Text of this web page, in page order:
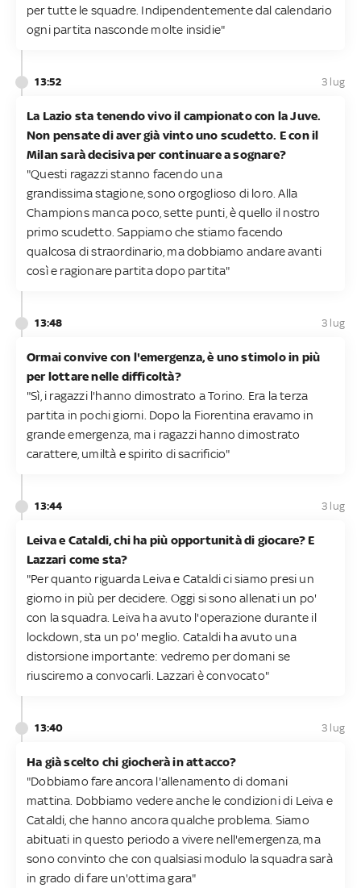
per tutte le squadre. Indipendentemente dal calendario
ogni partita nasconde molte insidie"
13:52 3 lug
La Lazio sta tenendo vivo il campionato con la Juve.
Non pensate di aver già vinto uno scudetto. E con il
Milan sarà decisiva per continuare a sognare?
"Questi ragazzi stanno facendo una
grandissima stagione, sono orgoglioso di loro. Alla
Champions manca poco, sette punti, è quello il nostro
primo scudetto. Sappiamo che stiamo facendo
qualcosa di straordinario, ma dobbiamo andare avanti
così e ragionare partita dopo partita"
13:48 3 lug
Ormai convive con l'emergenza, è uno stimolo in più
per lottare nelle difficoltà?
"Sì, i ragazzi l'hanno dimostrato a Torino. Era la terza
partita in pochi giorni. Dopo la Fiorentina eravamo in
grande emergenza, ma i ragazzi hanno dimostrato
carattere, umiltà e spirito di sacrificio"
13:44 3 lug
Leiva e Cataldi, chi ha più opportunità di giocare? E
Lazzari come sta?
"Per quanto riguarda Leiva e Cataldi ci siamo presi un
giorno in più per decidere. Oggi si sono allenati un po'
con la squadra. Leiva ha avuto l'operazione durante il
lockdown, sta un po' meglio. Cataldi ha avuto una
distorsione importante: vedremo per domani se
riusciremo a convocarli. Lazzari è convocato"
13:40 3 lug
Ha già scelto chi giocherà in attacco?
"Dobbiamo fare ancora l'allenamento di domani
mattina. Dobbiamo vedere anche le condizioni di Leiva e
Cataldi, che hanno ancora qualche problema. Siamo
abituati in questo periodo a vivere nell'emergenza, ma
sono convinto che con qualsiasi modulo la squadra sarà
in grado di fare un'ottima gara"